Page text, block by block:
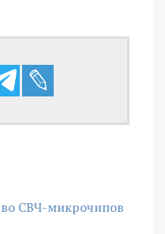
СВЧ-микрочипов